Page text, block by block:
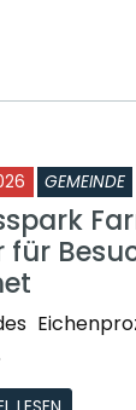
GEMEINDE
für